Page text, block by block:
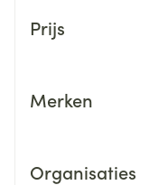
Prijs
Merken
Organisaties